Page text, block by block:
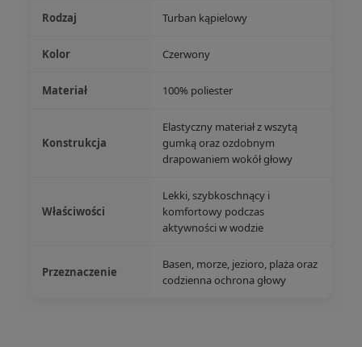
Rodzaj Turban kąpielowy
Kolor Czerwony
Materiał 100% poliester
Konstrukcja
Elastyczny materiał z wszytą
gumką oraz ozdobnym
drapowaniem wokół głowy
Właściwości
Lekki, szybkoschnący i
komfortowy podczas
aktywności w wodzie
Przeznaczenie
Basen, morze, jezioro, plaża oraz
codzienna ochrona głowy